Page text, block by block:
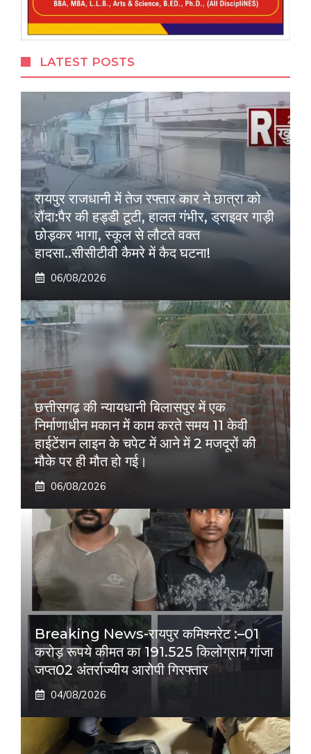
LATEST POSTS
रायपुर राजधानी में तेज रफ्तार कार ने छात्रा को
रौंदा:पैर की हड्डी टूटी, हालत गंभीर, ड्राइवर गाड़ी
छोड़कर भागा, स्कूल से लौटते वक्त
हादसा..सीसीटीवी कैमरे में कैद घटना!
06/08/2026
छत्तीसगढ़ की न्यायधानी बिलासपुर में एक
निर्माणाधीन मकान में काम करते समय 11 केवी
हाईटेंशन लाइन के चपेट में आने में 2 मजदूरों की
मौके पर ही मौत हो गई।
06/08/2026
Breaking News-रायपुर कमिश्नरेट :–01
करोड़ रूपये कीमत का 191.525 किलोग्राम गांजा
जप्त02 अंतर्राज्यीय आरोपी गिरफ्तार
04/08/2026